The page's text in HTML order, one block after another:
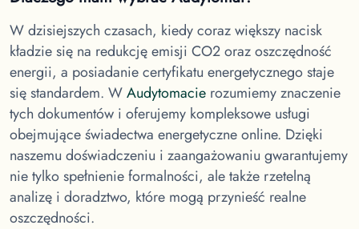
W dzisiejszych czasach, kiedy coraz większy nacisk
kładzie się na redukcję emisji CO2 oraz oszczędność
energii, a posiadanie certyfikatu energetycznego staje
się standardem. WAudytomacie rozumiemy znaczenie
tych dokumentów i oferujemy kompleksowe usługi
obejmujące świadectwa energetyczne online. Dzięki
naszemu doświadczeniu i zaangażowaniu gwarantujemy
nie tylko spełnienie formalności, ale także rzetelną
analizę i doradztwo, które mogą przynieść realne
oszczędności.